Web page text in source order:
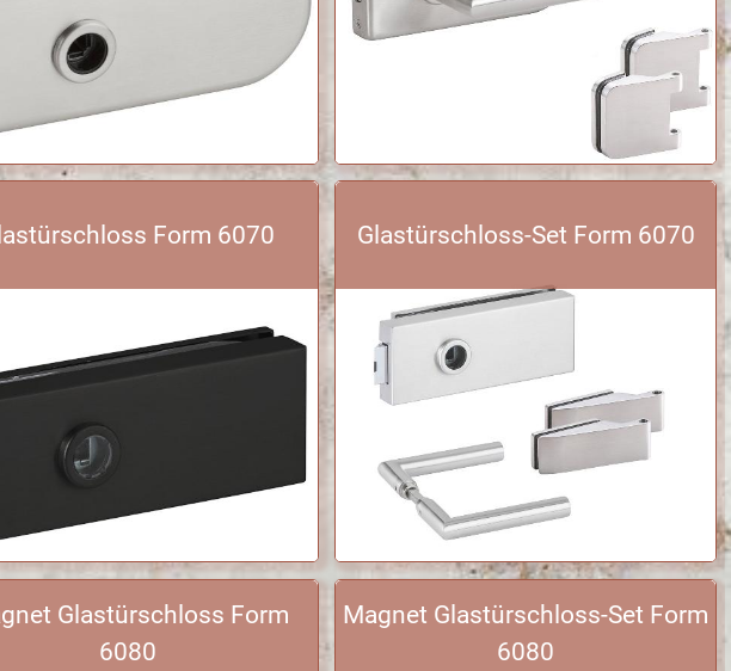
Form 6070 Glastürschloss-Set Form 6070
Glastürschloss Form
6080
Magnet Glastürschloss-Set Form
6080